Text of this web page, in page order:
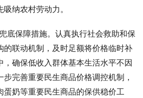
纳农村劳动力。
底保障措施。认真执行社会救助和保
的联动机制，及时足额将价格临时补
，确保低收入群体基本生活水平不因
完善重要民生商品价格调控机制，
蛋奶等重要民生商品的保供稳价工